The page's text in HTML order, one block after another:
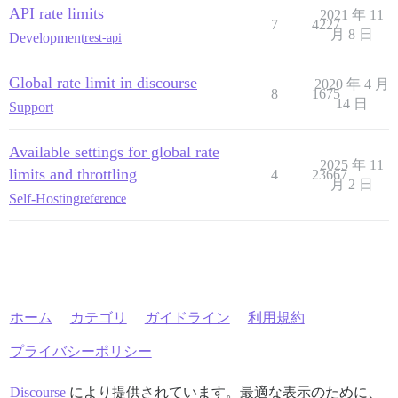
API rate limits
Developmentrest-api
7 4227
2021 年 11
月 8 日
Global rate limit in discourse
Support
8 1675
2020 年 4 月
14 日
Available settings for global rate
limits and throttling
Self-Hostingreference
4 23667
2025 年 11
月 2 日
ホーム カテゴリ ガイドライン 利用規約
プライバシーポリシー
Discourseにより提供されています。最適な表示のために、